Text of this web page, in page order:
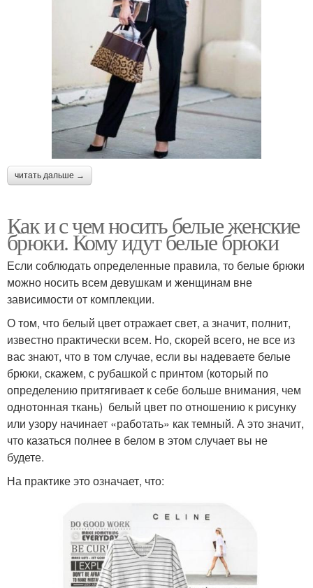
читать дальше →
Как и с чем носить белые женские
брюки. Кому идут белые брюки
Если соблюдать определенные правила, то белые брюки
можно носить всем девушкам и женщинам вне
зависимости от комплекции.
О том, что белый цвет отражает свет, а значит, полнит,
известно практически всем. Но, скорей всего, не все из
вас знают, что в том случае, если вы надеваете белые
брюки, скажем, с рубашкой с принтом (который по
определению притягивает к себе больше внимания, чем
однотонная ткань) белый цвет по отношению к рисунку
или узору начинает «работать» как темный. А это значит,
что казаться полнее в белом в этом случает вы не
будете.
На практике это означает, что: